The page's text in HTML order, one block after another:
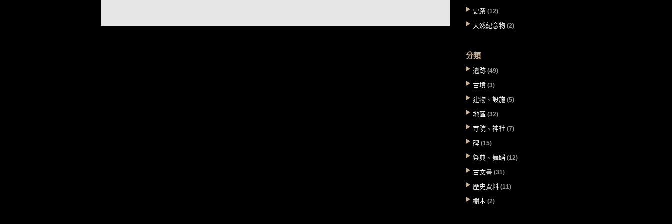
史蹟 (12)
天然紀念物 (2)
分類
遺跡 (49)
古墳 (3)
建物、設施 (5)
地區 (32)
寺院、神社 (7)
碑 (15)
祭典、舞蹈 (12)
古文書 (31)
歷史資料 (11)
樹木 (2)